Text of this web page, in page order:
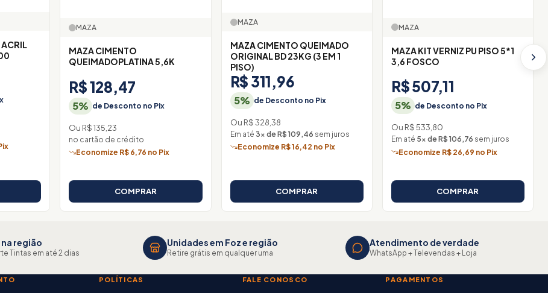
MAZA
MAZA CIMENTO
QUEIMADOPLATINA 5,6K
R$ 128,47
5% de Desconto no Pix
Ou R$ 135,23
no cartão de crédito
Economize R$ 6,76 no Pix
COMPRAR
MAZA
MAZA CIMENTO QUEIMADO
ORIGINAL BD 23KG (3 EM 1
PISO)
R$ 311,96
5% de Desconto no Pix
Ou R$ 328,38
Em até 3× de R$ 109,46 sem juros
Economize R$ 16,42 no Pix
COMPRAR
MAZA
MAZA KIT VERNIZ PU PISO 5*1
3,6 FOSCO
R$ 507,11
5% de Desconto no Pix
Ou R$ 533,80
Em até 5× de R$ 106,76 sem juros
Economize R$ 26,69 no Pix
COMPRAR
região
Tintas em até 2 dias
Unidades em Foz e região
Retire grátis em qualquer uma
Atendimento de verdade
WhatsApp + Televendas + Loja
POLÍTICAS FALE CONOSCO PAGAMENTOS